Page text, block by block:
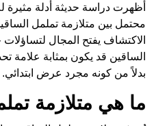
أظهرت دراسة حديثة أدلة مثيرة
الاكتشاف يفتح المجال
الساقين قد يكون بمثابة علامة
بدلاً من كونه مجرد عرض ابتدائي.
ما هي متلازمة